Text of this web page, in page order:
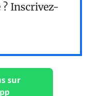
Inscrivez-
sur